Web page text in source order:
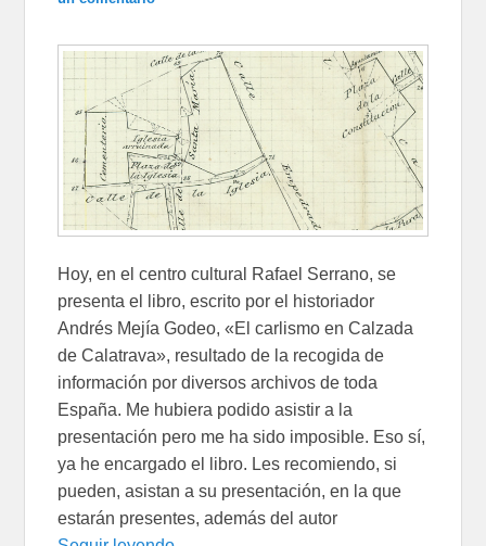
Hoy, en el centro cultural Rafael Serrano, se
presenta el libro, escrito por el historiador
Andrés Mejía Godeo, «El carlismo en Calzada
de Calatrava», resultado de la recogida de
información por diversos archivos de toda
España. Me hubiera podido asistir a la
presentación pero me ha sido imposible. Eso sí,
ya he encargado el libro. Les recomiendo, si
pueden, asistan a su presentación, en la que
estarán presentes, además del autor